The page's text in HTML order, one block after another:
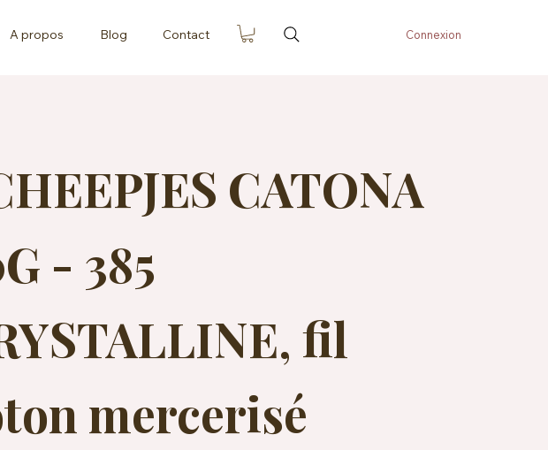
A propos Blog Contact Connexion
CATONA
- 385
fil
mercerisé